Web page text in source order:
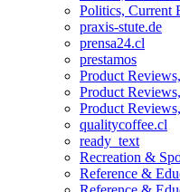
Politics, Current
praxis-stute.de
prensa24.cl
prestamos
Product
Product
Product
qualitycoffee.cl
ready_text
Recreation &
Reference &